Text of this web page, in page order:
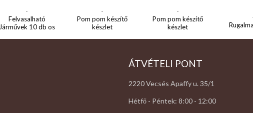
-
Felvasalható
Járművek 10 db os
-
Pom pom készítő
készlet
-
Pom pom készítő
készlet
ÁTVÉTELI PONT
2220 Vecsés Apaffy u. 35/1
Hétfő - Péntek: 8:00 - 12:00